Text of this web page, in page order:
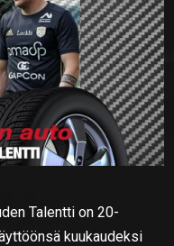
Talentti on 20-
kuukaudeksi